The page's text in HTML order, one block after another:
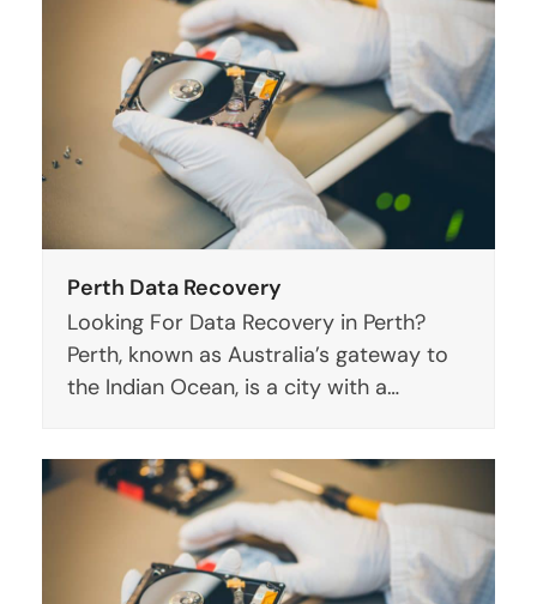
Perth Data Recovery
Looking For Data Recovery in Perth?
Perth, known as Australia’s gateway to
the Indian Ocean, is a city with a…